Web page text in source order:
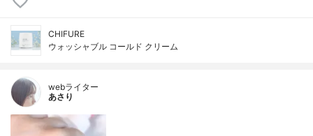
CHIFURE
ウォッシャブル コールド クリーム
webライター
あさり